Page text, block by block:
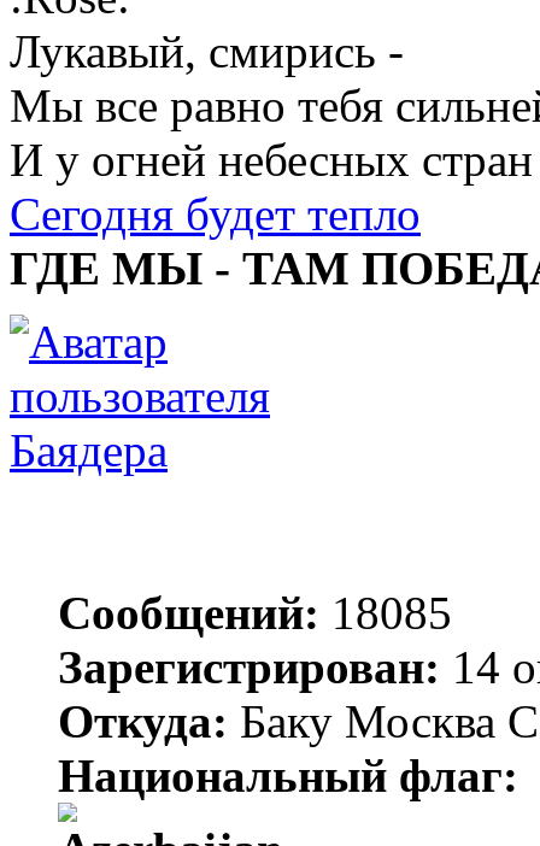
Лукавый, смирись -
Мы все равно тебя
И у огней небесных стран
Сегодня будет тепло
ГДЕ МЫ - ТАМ
Баядера
Сообщений: 18085
Зарегистрирован: 14
Откуда: Баку Москва
Национальный флаг: